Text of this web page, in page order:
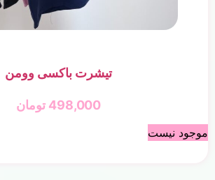
تیشرت باکسی وومن
498,000 تومان
موجود نیست